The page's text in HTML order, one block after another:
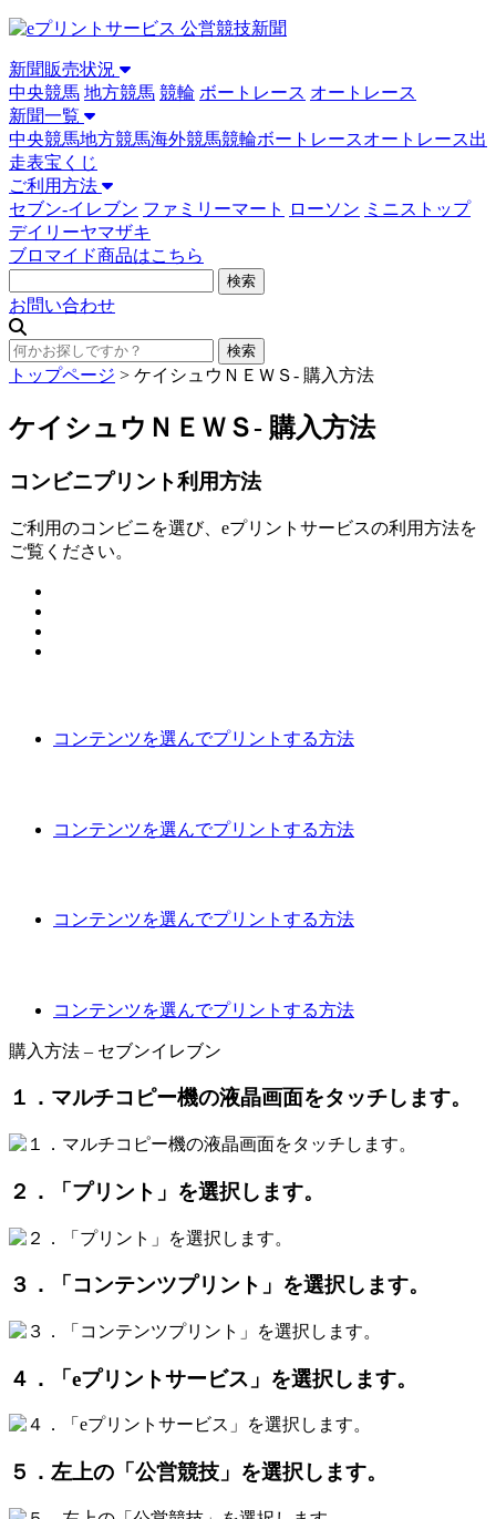
新聞販売状況
中央競馬 地方競馬 競輪 ボートレース オートレース
新聞一覧
中央競馬地方競馬海外競馬競輪ボートレースオートレース出
走表宝くじ
ご利用方法
セブン-イレブン ファミリーマート ローソン ミニストップ
デイリーヤマザキ
ブロマイド商品はこちら
お問い合わせ
トップページ > ケイシュウＮＥＷＳ- 購入方法
ケイシュウＮＥＷＳ- 購入方法
コンビニプリント利用方法
ご利用のコンビニを選び、eプリントサービスの利用方法を
ご覧ください。
コンテンツを選んでプリントする方法
コンテンツを選んでプリントする方法
コンテンツを選んでプリントする方法
コンテンツを選んでプリントする方法
購入方法 – セブンイレブン
１．マルチコピー機の液晶画面をタッチします。
２．「プリント」を選択します。
３．「コンテンツプリント」を選択します。
４．「eプリントサービス」を選択します。
５．左上の「公営競技」を選択します。